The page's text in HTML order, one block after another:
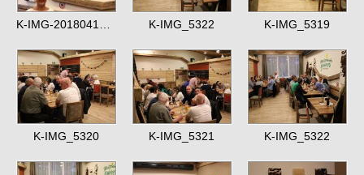
K-IMG_5322 K-IMG_5319
K-IMG_5320 K-IMG_5321 K-IMG_5322